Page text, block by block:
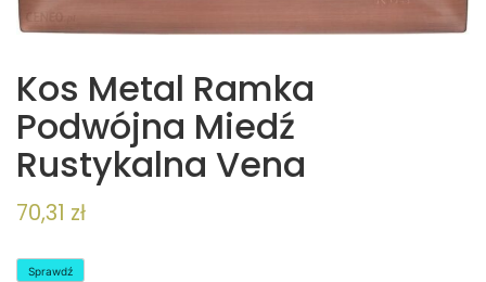
Kos Metal Ramka
Podwójna Miedź
Rustykalna Vena
70,31 zł
Sprawdź